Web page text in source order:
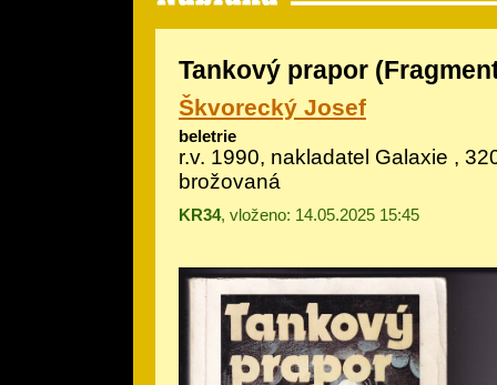
Tankový prapor
Škvorecký Josef
beletrie
r.v. 1990, nakladatel Galaxie ,
brožovaná
KR34, vloženo: 14.05.2025 15:45